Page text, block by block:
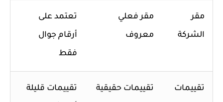
مقر
الشركة
مقر فعلي
معروف
تعتمد على
أرقام جوال
فقط
تقييمات تقييمات حقيقية تقييمات قليلة